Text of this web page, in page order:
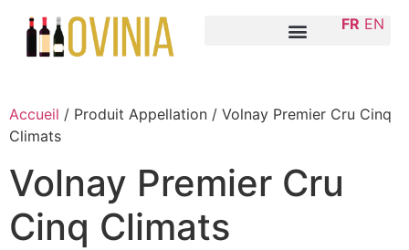
FR EN
Accueil / Produit Appellation / Volnay Premier Cru Cinq
Climats
Volnay Premier Cru
Cinq Climats